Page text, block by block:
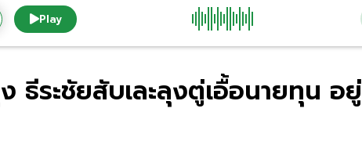
Play
ธีระชัยสับเละลุงตู่เอื้อนายทุน อยู่